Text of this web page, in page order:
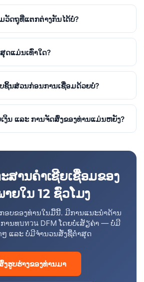
ວັດຖຸທີ່ແຕກຕ່າງກັນໄດ້ບໍ?
ດແມ່ນເທົ່າໃດ?
ຊິ້ນສ່ວນກ່ອນການເຊື່ອມດ້ວຍບໍ?
ເງິນ ແລະ ການຈັດສົ່ງຂອງທ່ານແມ່ນຫຍັງ?
ສານຄຳເຊີຍເຊື່ອມຂອງ
າຍໃນ 12 ຊົ່ວໂມງ
ອບຂອງທ່ານໃນມື້ນີ້. ມີການແນະນຳດ້ານ
ານທบทวน DFM ໂດຍບໍ່ເສັຽຄ່າ — ບໍ່ມີ
ແລະ ບໍ່ມີຈຳນວນສັ່ງຊື້ຕ່ຳສຸດ
ງຮູບຮ່າງຂອງທ່ານມາ